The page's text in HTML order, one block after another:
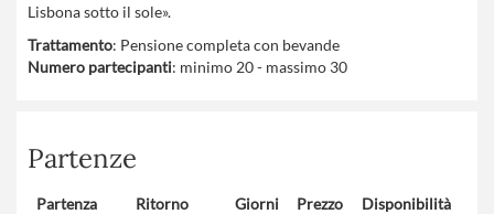
Lisbona sotto il sole».
Trattamento: Pensione completa con bevande
Numero partecipanti: minimo 20 - massimo 30
Partenze
Partenza Ritorno Giorni Prezzo Disponibilità